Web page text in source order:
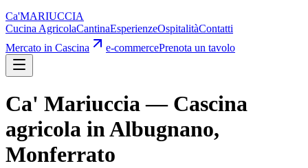
Ca'MARIUCCIA
Cucina AgricolaCantinaEsperienzeOspitalitàContatti
Mercato in Cascina
e-commercePrenota un tavolo
Ca' Mariuccia — Cascina
agricola in Albugnano,
Monferrato